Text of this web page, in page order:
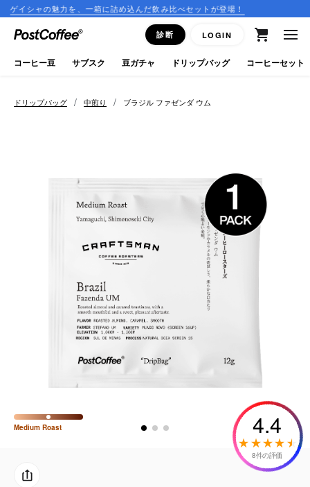
を、一箱に詰め込んだ飲み比べセットが登場！
診断 LOGIN
close
ログイン
新規会員登録
keyboard_arrow_right
ドリップバッグ
コーヒーセット
ミルク・フード類
アクセサリ
CFFBNS
ドリップバッグ / 中煎り / ブラジル ファゼンダ ウム
Medium Roast 4.4
8件の評価
コーヒー豆 サブスク 豆ガチャ ドリップバッグ コーヒーセット